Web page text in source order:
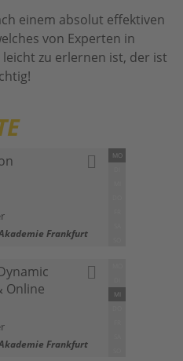
einem absolut effektiven
von Experten in
zu erlernen ist, der ist
Frankfurt
MO
Online
Frankfurt
MI